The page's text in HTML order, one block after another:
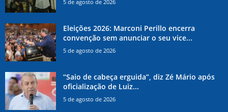
5 de agosto de 2026
Eleições 2026: Marconi Perillo encerra
convenção sem anunciar o seu vice...
5 de agosto de 2026
“Saio de cabeça erguida”, diz Zé Mário após
oficialização de Luiz...
5 de agosto de 2026